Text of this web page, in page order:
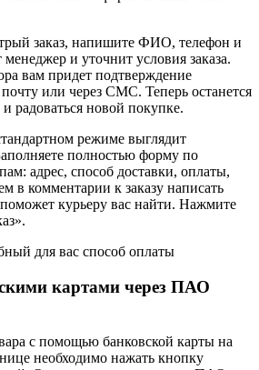
заказ, напишите ФИО, телефон и
и уточнит условия заказа.
вам придет подтверждение
или через СМС. Теперь останется
радоваться новой покупке.
режиме выглядит
полностью форму по
адрес, способ доставки, оплаты,
в комментарии к заказу написать
курьеру вас найти. Нажмите
для вас способ оплаты
картами через ПАО
с помощью банковской карты на
необходимо нажать кнопку